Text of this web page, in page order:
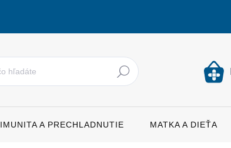
Hľadať
IMUNITA A PRECHLADNUTIE MATKA A DIEŤA